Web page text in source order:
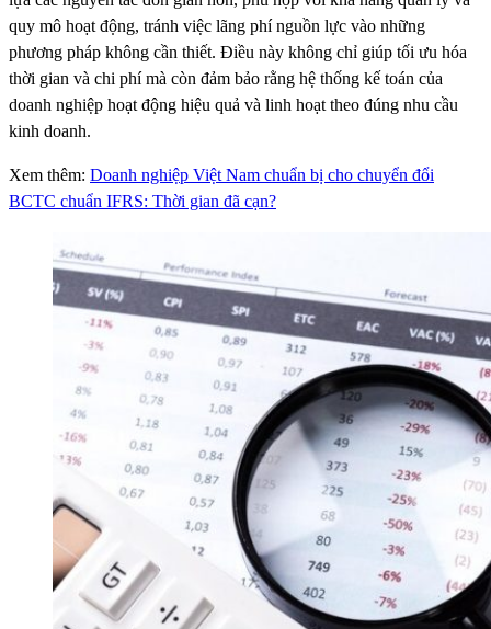
quy mô hoạt động, tránh việc lãng phí nguồn lực vào những
phương pháp không cần thiết. Điều này không chỉ giúp tối ưu hóa
thời gian và chi phí mà còn đảm bảo rằng hệ thống kế toán của
doanh nghiệp hoạt động hiệu quả và linh hoạt theo đúng nhu cầu
kinh doanh.
Xem thêm: Doanh nghiệp Việt Nam chuẩn bị cho chuyển đổi
BCTC chuẩn IFRS: Thời gian đã cạn?